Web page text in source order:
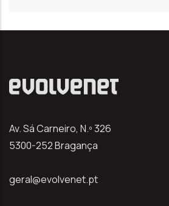
Av. Sá Carneiro, N.º 326
5300-252 Bragança
geral@evolvenet.pt